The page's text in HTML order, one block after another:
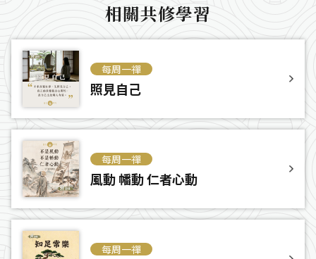
相關共修學習
每周一禪
照見自己
每周一禪
風動 幡動 仁者心動
每周一禪